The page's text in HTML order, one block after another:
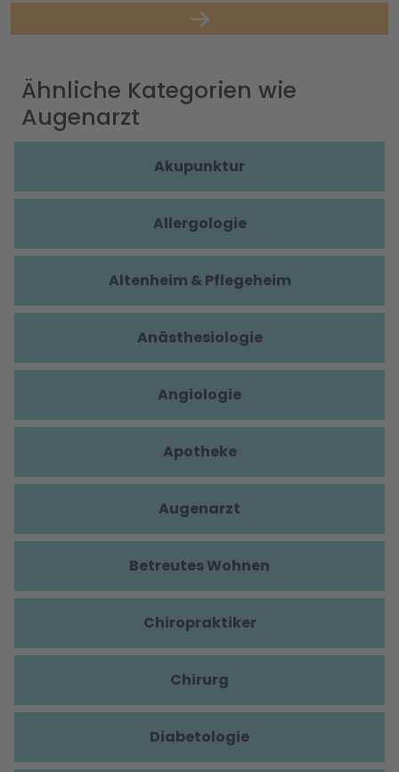
Ähnliche Kategorien wie
Augenarzt
Akupunktur
Allergologie
Altenheim & Pflegeheim
Anästhesiologie
Angiologie
Apotheke
Augenarzt
Betreutes Wohnen
Chiropraktiker
Chirurg
Diabetologie